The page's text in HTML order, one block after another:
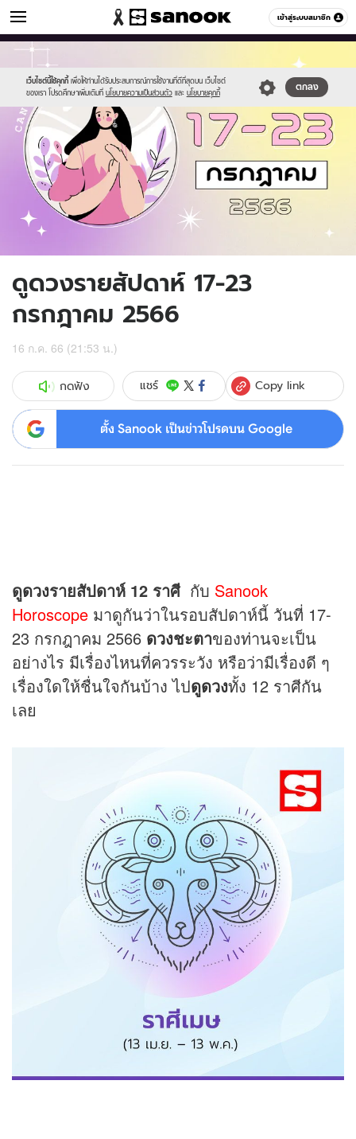
เข้าสู่ระบบสมาชิก
ดูดวง หมวดอื่นๆ
เว็บไซต์นี้ใช้คุกกี้ เพื่อให้ท่านได้รับประสบการณ์การใช้งานที่ดีที่สุดบน เว็บไซต์
ของเรา โปรดศึกษาเพิ่มเติมที่ นโยบายความเป็นส่วนตัว และ นโยบายคุกกี้
ตกลง
Sanook
//s.isanook.com/sr/0/images/logo-
new-
sanook.png
600
60
//s.isanook.com/ho/0/ud/51/257091/tn-
07_3.jpg
ดูดวงรายสัปดาห์ 17-23
กรกฎาคม 2566
16 ก.ค. 66 (21:53 น.)
กดฟัง แชร์ Copy link
ตั้ง Sanook เป็นข่าวโปรดบน Google
ดูดวงรายสัปดาห์ 12 ราศีกับ Sanook
Horoscope มาดูกันว่าในรอบสัปดาห์นี้ วันที่ 17-
23 กรกฎาคม 2566 ดวงชะตาของท่านจะเป็น
อย่างไร มีเรื่องไหนที่ควรระวัง หรือว่ามีเรื่องดี ๆ
เรื่องใดให้ชื่นใจกันบ้าง ไปดูดวงทั้ง 12 ราศีกัน
เลย